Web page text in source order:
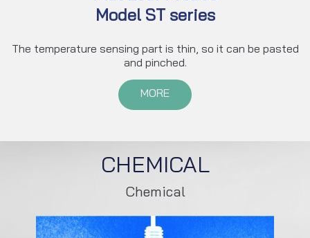
Model ST series
The temperature sensing part is thin, so it can be pasted
and pinched.
MORE
CHEMICAL
Chemical